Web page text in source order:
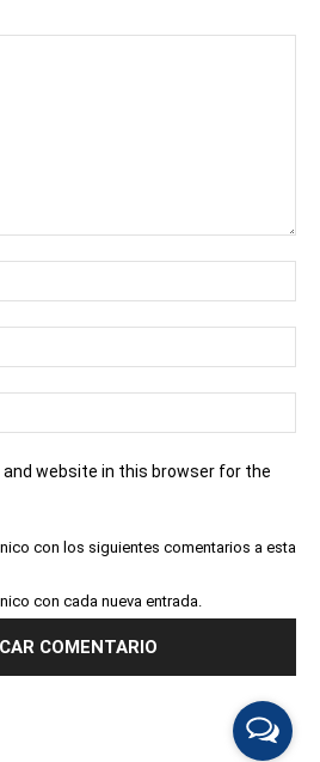
and website in this browser for the
con los siguientes comentarios a esta
con cada nueva entrada.